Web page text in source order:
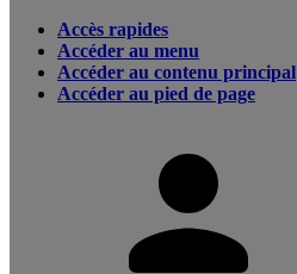
Accès rapides
Accéder au menu
Accéder au contenu principal
Accéder au pied de page